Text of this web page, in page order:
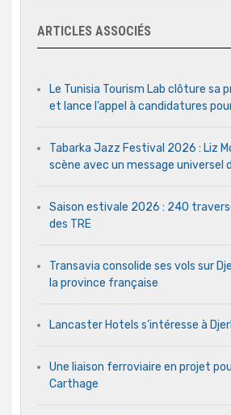
ARTICLES ASSOCIÉS
Le Tunisia Tourism Lab clôture sa
et lance l’appel à candidatures
Tabarka Jazz Festival 2026 : Liz
scène avec un message universel
Saison estivale 2026 : 240
des TRE
Transavia consolide ses vols sur
la province française
Lancaster Hotels s’intéresse à
Une liaison ferroviaire en projet
Carthage